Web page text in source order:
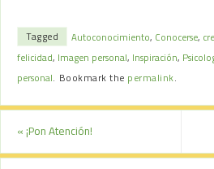
Tagged Autoconocimiento, Conocerse,
felicidad, Imagen personal, Inspiración,
personal. Bookmark the permalink.
« ¡Pon Atención!